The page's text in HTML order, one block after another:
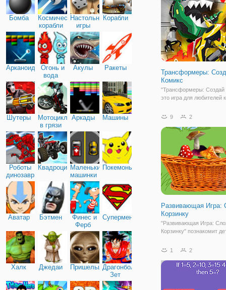
Бомба
Космические
корабли
Настольные
игры
Корабли
Арканоид
Огонь и
вода
Акулы Ракеты
Шутеры
Мотоциклы
в грязи
Аркады Машины
Роботы
динозавры
КвадроциклыМаленькие
машинки
Покемоны
Аватар Бэтмен
Финес и
Ферб
Супермен
Халк Джедаи ПришельцыДрагонболл
Зет
считаем, что мальчику
вылечиться и снова
счастливой.
Трансформеры:
Комикс
"Трансформеры: Создай
это игра для любителей
также обладателей
автора и создателя
который хочет
очередной
9 2
Развивающая Игра:
Корзинку
"Развивающая Игра:
Корзинку" познакомит
познавательная флеш
в простом и понятном
оформлении. На
1 2